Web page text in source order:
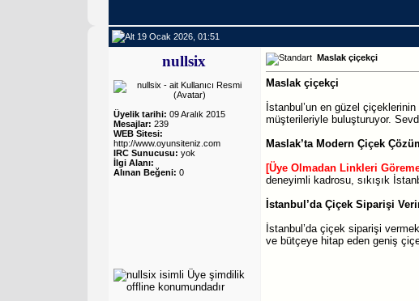
19 Ocak 2026, 01:51
nullsix
Üyelik tarihi: 09 Aralık 2015
Mesajlar: 239
WEB Sitesi:
http://www.oyunsiteniz.com
IRC Sunucusu: yok
İlgi Alanı:
Alınan Beğeni: 0
Maslak çiçekçi
Maslak çiçekçi
İstanbul’un en güzel
müşterileriyle buluşturuyor.
Maslak’ta Modern Çiçek
[Üye Olmadan Linkleri
deneyimli kadrosu, sıkışık
İstanbul’da Çiçek Siparişi
İstanbul’da çiçek siparişi
ve bütçeye hitap eden geniş